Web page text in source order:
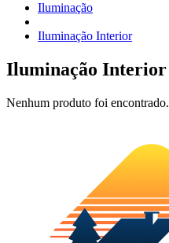
Iluminação
Iluminação Interior
Iluminação Interior
Nenhum produto foi encontrado.